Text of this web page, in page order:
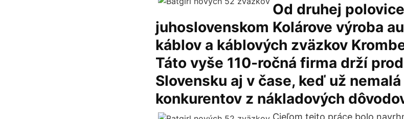
Od druhej
juhoslovenskom Kolárove výroba
káblov a káblových zväzkov
Táto vyše 110-ročná firma drží
Slovensku aj v čase, keď už
konkurentov z nákladových
Cieľom tejto práce bolo